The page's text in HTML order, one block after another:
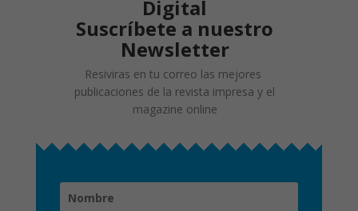
Digital
Suscríbete a nuestro
Newsletter
Resiviras en tu correo las mejores
publicaciones de la revista impresa y el
magazine online